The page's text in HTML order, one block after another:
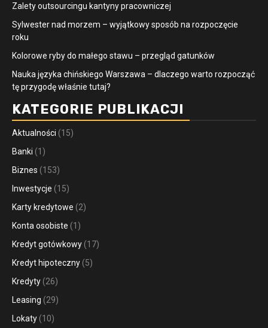
Zalety outsourcingu kantyny pracowniczej
Sylwester nad morzem – wyjątkowy sposób na rozpoczęcie
roku
Kolorowe ryby do małego stawu – przegląd gatunków
Nauka języka chińskiego Warszawa – dlaczego warto rozpocząć
tę przygodę właśnie tutaj?
KATEGORIE PUBLIKACJI
Aktualności (15)
Banki (1)
Biznes (153)
Inwestycje (15)
Karty kredytowe (2)
Konta osobiste (1)
Kredyt gotówkowy (17)
Kredyt hipoteczny (5)
Kredyty (26)
Leasing (29)
Lokaty (10)